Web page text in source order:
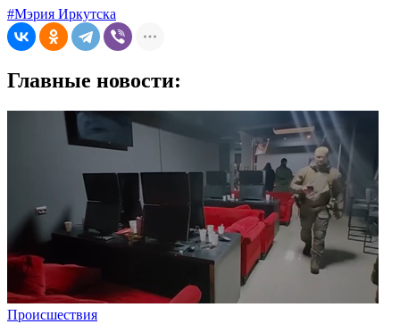
#Мэрия Иркутска
Главные новости:
Происшествия